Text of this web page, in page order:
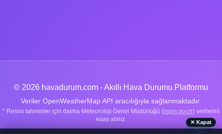
© 2026 havadurum.com - Akıllı Hava Durumu Platformu
Veriler OpenWeatherMap API aracılığıyla sağlanmaktadır.
* Resmi tahminler için daima Meteoroloji Genel Müdürlüğü (mgm.gov.tr) verilerini
esas alınız.
✕ Kapat